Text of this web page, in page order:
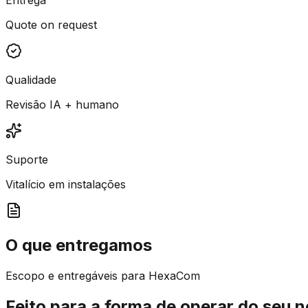
Quote on request
Qualidade
Revisão IA + humano
Suporte
Vitalício em instalações
O que entregamos
Escopo e entregáveis para HexaCom